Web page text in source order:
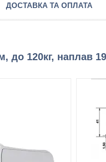
ДОСТАВКА ТА ОПЛАТА
до 120кг, наплав